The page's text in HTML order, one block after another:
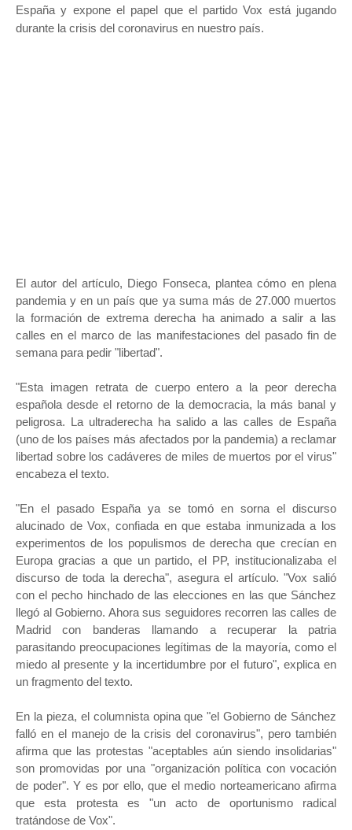
España y expone el papel que el partido Vox está jugando
durante la crisis del coronavirus en nuestro país.
El autor del artículo, Diego Fonseca, plantea cómo en plena
pandemia y en un país que ya suma más de 27.000 muertos
la formación de extrema derecha ha animado a salir a las
calles en el marco de las manifestaciones del pasado fin de
semana para pedir "libertad".
"Esta imagen retrata de cuerpo entero a la peor derecha
española desde el retorno de la democracia, la más banal y
peligrosa. La ultraderecha ha salido a las calles de España
(uno de los países más afectados por la pandemia) a reclamar
libertad sobre los cadáveres de miles de muertos por el virus"
encabeza el texto.
"En el pasado España ya se tomó en sorna el discurso
alucinado de Vox, confiada en que estaba inmunizada a los
experimentos de los populismos de derecha que crecían en
Europa gracias a que un partido, el PP, institucionalizaba el
discurso de toda la derecha", asegura el artículo. "Vox salió
con el pecho hinchado de las elecciones en las que Sánchez
llegó al Gobierno. Ahora sus seguidores recorren las calles de
Madrid con banderas llamando a recuperar la patria
parasitando preocupaciones legítimas de la mayoría, como el
miedo al presente y la incertidumbre por el futuro", explica en
un fragmento del texto.
En la pieza, el columnista opina que "el Gobierno de Sánchez
falló en el manejo de la crisis del coronavirus", pero también
afirma que las protestas "aceptables aún siendo insolidarias"
son promovidas por una "organización política con vocación
de poder". Y es por ello, que el medio norteamericano afirma
que esta protesta es "un acto de oportunismo radical
tratándose de Vox".